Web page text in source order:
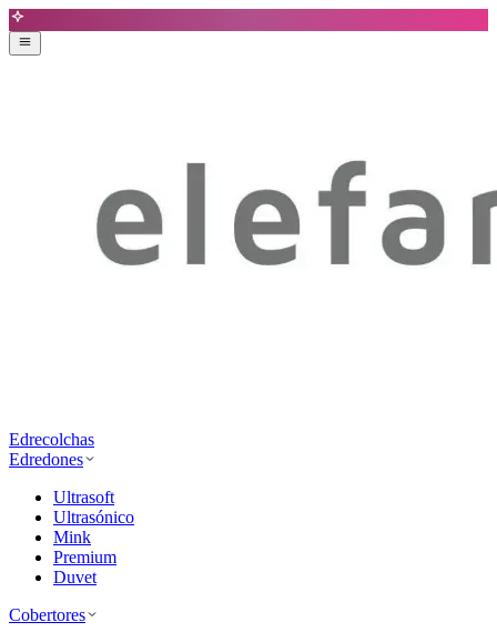
Edrecolchas
Edredones
Ultrasoft
Ultrasónico
Mink
Premium
Duvet
Cobertores